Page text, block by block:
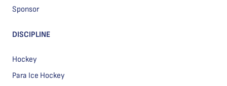
Sponsor
DISCIPLINE
Hockey
Para Ice Hockey